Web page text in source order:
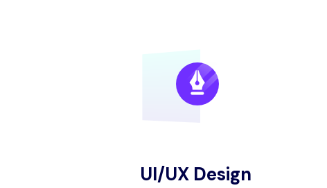
UI/UX Design